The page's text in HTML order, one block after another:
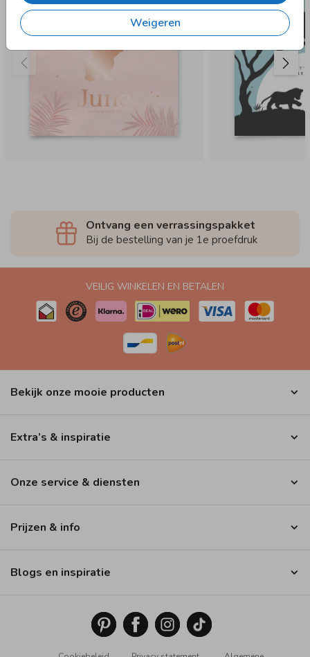
Weigeren
Ontvang een verrassingspakket
Bij de bestelling van je 1e proefdruk
VEILIG WINKELEN EN BETALEN
Bekijk onze mooie producten
Extra’s & inspiratie
Onze service & diensten
Prijzen & info
Blogs en inspiratie